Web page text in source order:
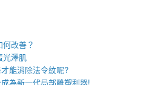
何改善？
澤肌
能消除法令紋呢?
成為新一代局部雕塑利器!